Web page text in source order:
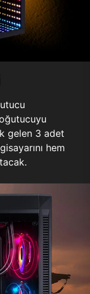
gelen 3 adet
hem